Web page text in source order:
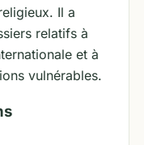
Il a
relatifs à
et à
vulnérables.